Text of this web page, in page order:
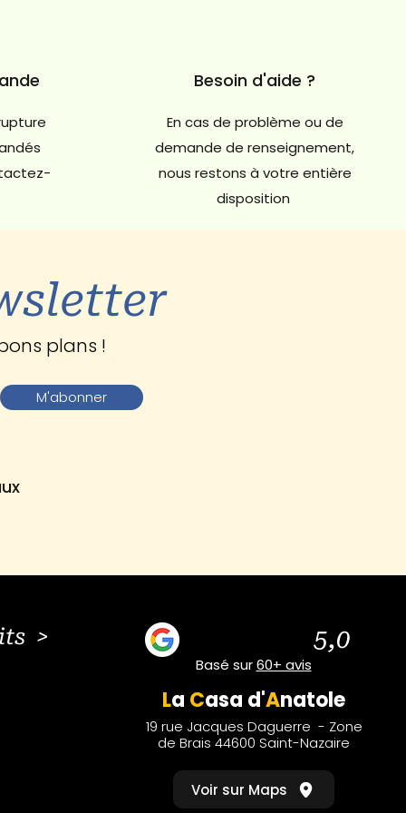
Besoin d'aide ?
En cas de problème ou de
demande de renseignement,
nous restons à votre entière
disposition
plans !
M'abonner
> 5,0
Basé sur60+ avis
La Casa d'Anatole
19 rue Jacques Daguerre - Zone
de Brais 44600 Saint-Nazaire
Voir sur Maps